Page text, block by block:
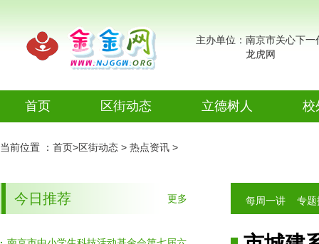
主办单位：南京市关心下一
龙虎网
首页 区街动态
今日推荐
图片新闻
立德树人
讲师团
少年法学
校
当前位置 ： 首页>区街动态 > 热点资讯 >
今日推荐 更多 每周一讲 专题